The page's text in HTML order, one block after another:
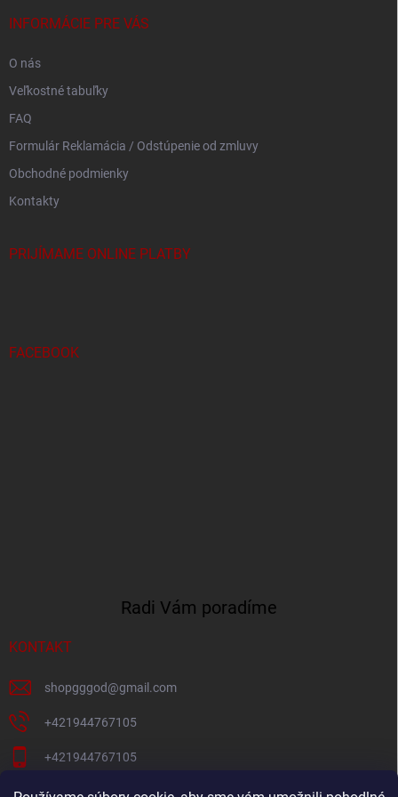
INFORMÁCIE PRE VÁS
O nás
Veľkostné tabuľky
FAQ
Formulár Reklamácia / Odstúpenie od zmluvy
Obchodné podmienky
Kontakty
PRIJÍMAME ONLINE PLATBY
FACEBOOK
Radi Vám poradíme
KONTAKT
shopgggod@gmail.com
+421944767105
+421944767105
Pacni Facebook